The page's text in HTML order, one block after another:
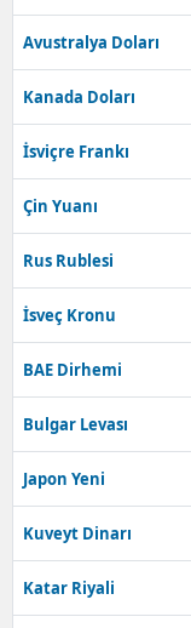
Avustralya Doları
Kanada Doları
İsviçre Frankı
Çin Yuanı
Rus Rublesi
İsveç Kronu
BAE Dirhemi
Bulgar Levası
Japon Yeni
Kuveyt Dinarı
Katar Riyali